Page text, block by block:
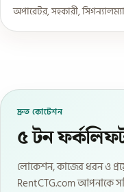
অপারেটর, সহকারী,
দ্রুত কোটেশন
৫ টন
লোকেশন, কাজের ধরন ও
RentCTG.com আপনাকে